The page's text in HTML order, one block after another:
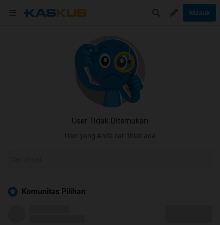
Masuk
User Tidak Ditemukan
User yang Anda cari tidak ada
Komunitas Pilihan